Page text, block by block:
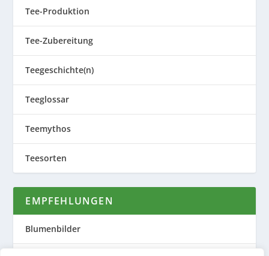
Tee-Produktion
Tee-Zubereitung
Teegeschichte(n)
Teeglossar
Teemythos
Teesorten
EMPFEHLUNGEN
Blumenbilder